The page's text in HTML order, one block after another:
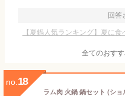
回答
【夏鍋人気ランキング】夏に
全てのおす
no. 18